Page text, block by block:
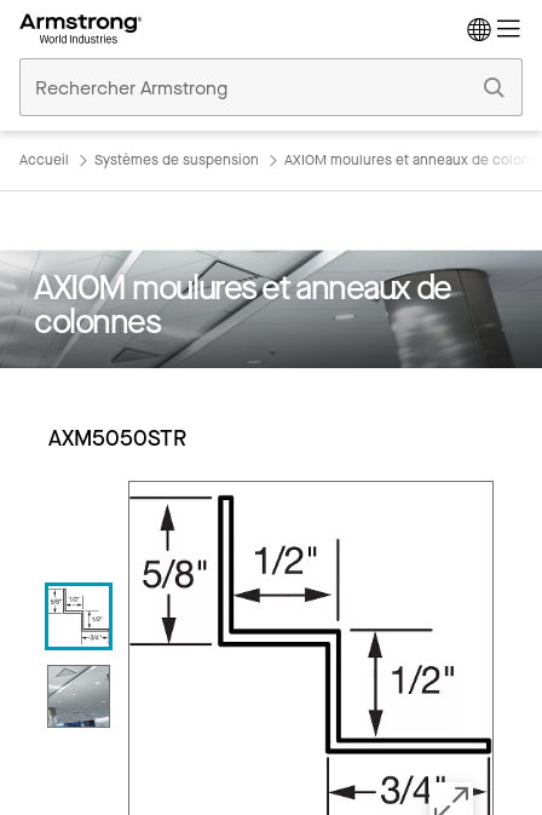
Plafonds
Commerciaux
Accueil Systèmes de suspension AXIOM moulures et anneaux de
AXIOM moulures et anneaux de
colonnes
AXM5050STR